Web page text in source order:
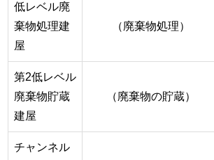
低レベル廃
棄物処理建
屋
（廃棄物処理）
第2低レベル
廃棄物貯蔵
建屋
（廃棄物の貯蔵）
チャンネル